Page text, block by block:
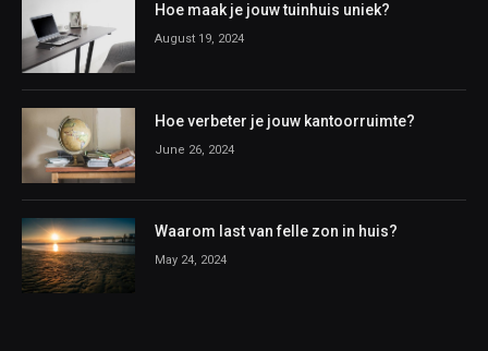
Hoe maak je jouw tuinhuis uniek?
August 19, 2024
Hoe verbeter je jouw kantoorruimte?
June 26, 2024
Waarom last van felle zon in huis?
May 24, 2024